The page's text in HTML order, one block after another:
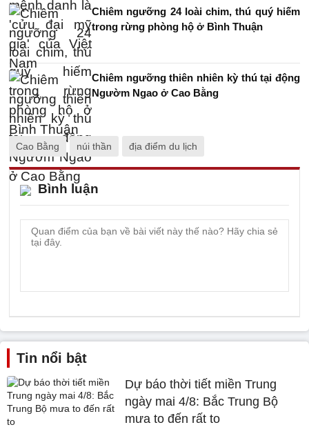
Chiêm ngưỡng 24 loài chim, thú quý hiếm
trong rừng phòng hộ ở Bình Thuận
Chiêm ngưỡng thiên nhiên kỳ thú tại động
Ngườm Ngao ở Cao Bằng
Cao Bằng núi thần địa điểm du lịch
Bình luận
Tin nổi bật
Dự báo thời tiết miền Trung
ngày mai 4/8: Bắc Trung Bộ
mưa to đến rất to